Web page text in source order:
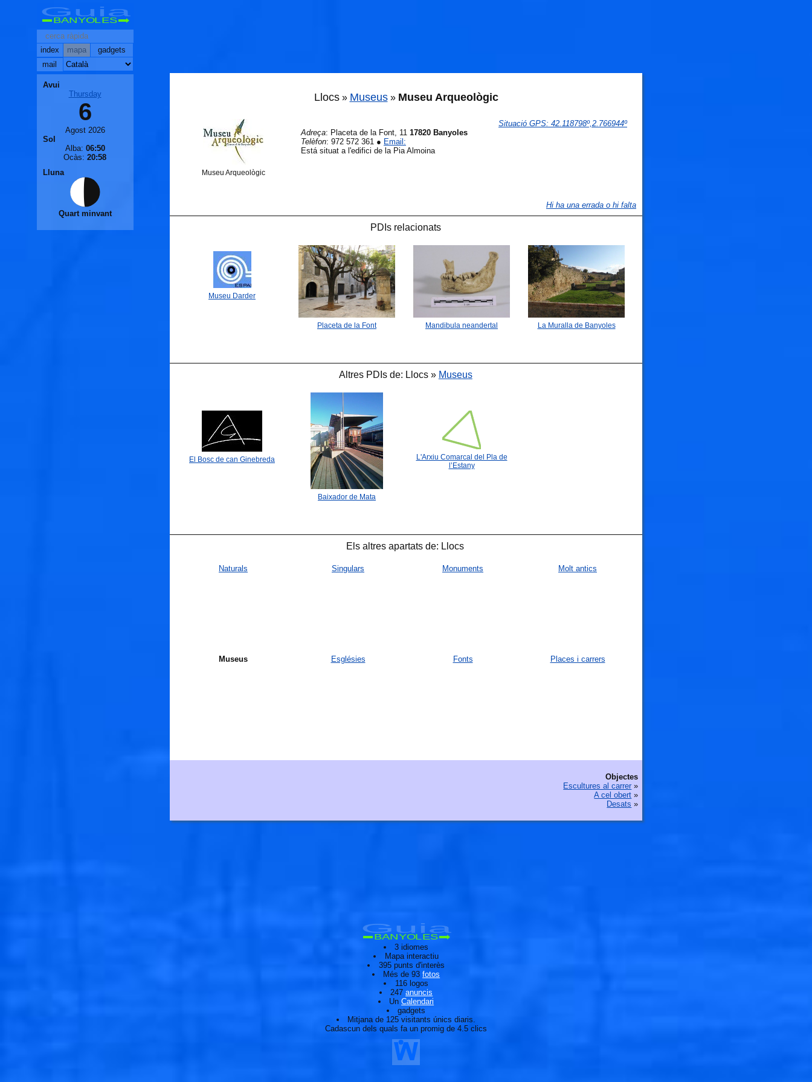
Llocs» Museus» Museu Arqueològic
Museu Arqueològic
Situació GPS: 42.118798º,2.766944º
Adreça: Placeta de la Font, 11 17820 Banyoles
Telèfon: 972 572 361 ● Email:
Está situat a l'edifici de la Pia Almoina
Hi ha una errada o hi falta
PDIs relacionats
Museu Darder
Placeta de la Font Mandibula neandertal La Muralla de Banyoles
Altres PDIs de: Llocs » Museus
El Bosc de can Ginebreda
Baixador de Mata
L'Arxiu Comarcal del Pla de
l’Estany
Els altres apartats de: Llocs
Naturals Singulars Monuments Molt antics
Museus Esglésies Fonts Places i carrers
Objectes
Escultures al carrer »
A cel obert »
Desats »
Guia
BANYOLES
3 idiomes
Mapa interactiu
395 punts d'interès
Més de 93fotos
116 logos
247anuncis
UnCalendari
gadgets
Mitjana de 125 visitants únics diaris.
Cadascun dels quals fa un promig de 4.5 clics
Guia
BANYOLES
index mapa
gadgets
mail
Avui
Thursday
6
Agost 2026
Sol
Alba: 06:50
Ocàs: 20:58
Lluna
Quart minvant
🐟